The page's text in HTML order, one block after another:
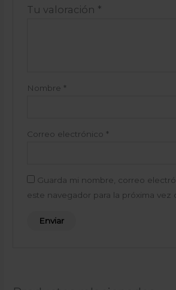
Tu valoración *
Nombre *
Correo electrónico *
Guarda mi nombre, correo
este navegador para la próxima vez